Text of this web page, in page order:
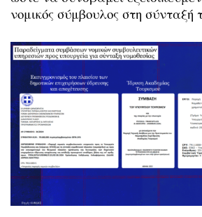
νομικός σύμβουλος στη σύνταξή